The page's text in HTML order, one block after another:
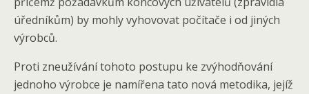
úředníkům) by mohly vyhovovat počítače i od jiných
výrobců.
Proti zneužívání tohoto postupu ke zvýhodňování
jednoho výrobce je namířena tato nová metodika, jejíž